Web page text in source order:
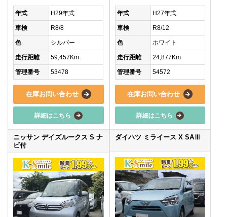
年式 H29年式
車検 R8/8
色 シルバー
走行距離 59,457Km
管理番号 53478
在庫お問い合わせ
詳細はこちら
年式 H27年式
車検 R8/12
色 ホワイト
走行距離 24,877Km
管理番号 54572
在庫お問い合わせ
詳細はこちら
ニッサン デイズルークス S ナ
ビ付
ダイハツ ミライース X SAⅢ